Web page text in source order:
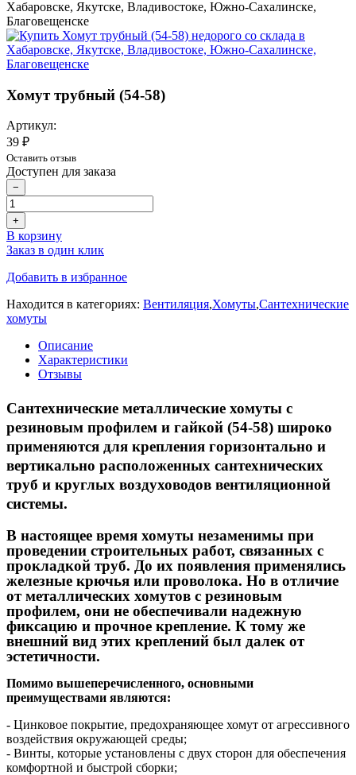
Хомут трубный (54-58)
Артикул:
39 ₽
Оставить отзыв
Доступен для заказа
−
+
В корзину
Заказ в один клик
Добавить в избранное
Находится в категориях: Вентиляция,Хомуты,Сантехнические
хомуты
Описание
Характеристики
Отзывы
Сантехнические металлические хомуты с
резиновым профилем и гайкой (54-58) широко
применяются для крепления горизонтально и
вертикально расположенных сантехнических
труб и круглых воздуховодов вентиляционной
системы.
В настоящее время хомуты незаменимы при
проведении строительных работ, связанных с
прокладкой труб. До их появления применялись
железные крючья или проволока. Но в отличие
от металлических хомутов с резиновым
профилем, они не обеспечивали надежную
фиксацию и прочное крепление. К тому же
внешний вид этих креплений был далек от
эстетичности.
Помимо вышеперечисленного, основными
преимуществами являются:
- Цинковое покрытие, предохраняющее хомут от агрессивного
воздействия окружающей среды;
- Винты, которые установлены с двух сторон для обеспечения
комфортной и быстрой сборки;